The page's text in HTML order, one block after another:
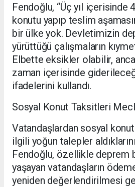
Fendoğlu, “Üç yıl içerisinde
konutu yapıp teslim
bir ülke yok. Devletimizin
yürüttüğü çalışmaların
Elbette eksikler olabilir,
zaman içerisinde
ifadelerini kullandı.
Sosyal Konut Taksitleri
Vatandaşlardan sosyal
ilgili yoğun talepler
Fendoğlu, özellikle deprem
yaşayan vatandaşların
yeniden değerlendirilmesi